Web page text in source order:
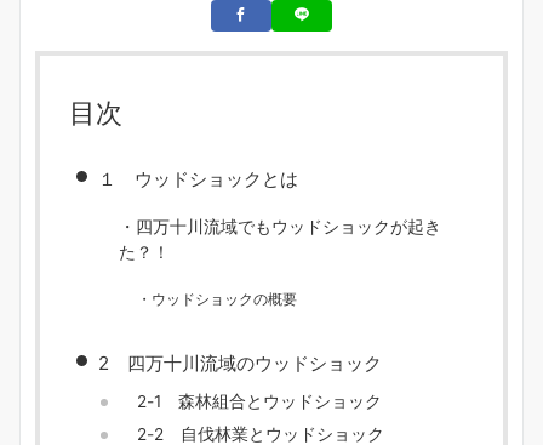
目次
１ ウッドショックとは
・四万十川流域でもウッドショックが起き
た？！
・ウッドショックの概要
2 四万十川流域のウッドショック
2-1 森林組合とウッドショック
2-2 自伐林業とウッドショック